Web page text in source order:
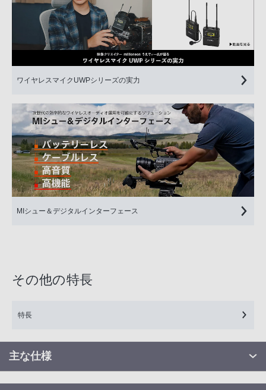
ワイヤレスマイクUWPシリーズの実力
MIシュー＆デジタルインターフェース
その他の特長
特長
主な仕様